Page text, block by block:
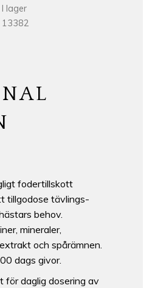
I lager
13382
fodertillskott
tillgodose tävlings-
behov.
mineraler,
och spårämnen.
dags givor.
för daglig dosering av